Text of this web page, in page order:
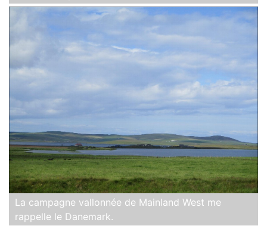
La campagne vallonnée de Mainland West me
rappelle le Danemark.